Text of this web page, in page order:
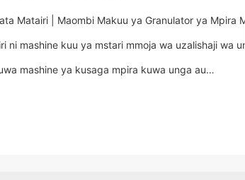
Matairi | Maombi Makuu ya Granulator ya Mpira
ni mashine kuu ya mstari mmoja wa uzalishaji wa
mashine ya kusaga mpira kuwa unga au…